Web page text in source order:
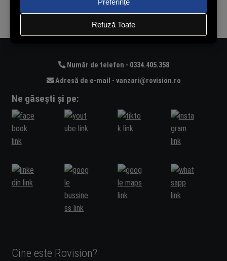
Număr de telefon - 0334.405.358
Adresă de e-mail - vanzari@rovision.ro
Ne găsești și pe:
Cine este Rovision?